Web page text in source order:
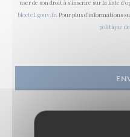
user de son droit à s'inscrire sur la liste
bloctel.gouv.fr . Pour plus d'informations
politique